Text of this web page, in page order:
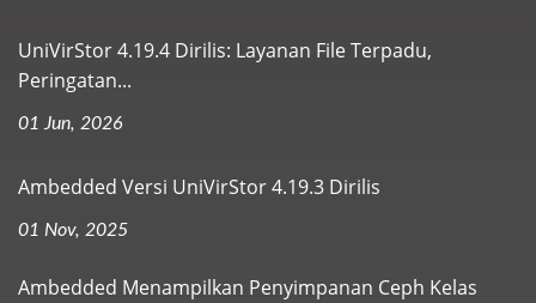
UniVirStor 4.19.4 Dirilis: Layanan File Terpadu,
Peringatan...
01 Jun, 2026
Ambedded Versi UniVirStor 4.19.3 Dirilis
01 Nov, 2025
Ambedded Menampilkan Penyimpanan Ceph Kelas